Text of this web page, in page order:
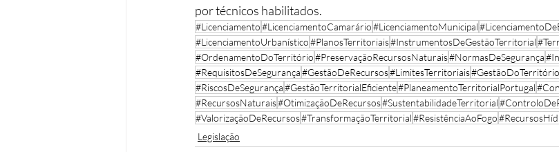
por técnicos habilitados.
#Licenciamento#LicenciamentoCamarário#LicenciamentoMunicipal
#LicenciamentoUrbanístico#PlanosTerritoriais#InstrumentosDeGestãoTerritorial
#OrdenamentoDoTerritório#PreservaçãoRecursosNaturais#NormasDeSegurança
#RequisitosDeSegurança#GestãoDeRecursos#LimitesTerritoriais#GestãoDoTerritório
#RiscosDeSegurança#GestãoTerritorialEficiente#PlaneamentoTerritorialPortugal
#RecursosNaturais#OtimizaçãoDeRecursos#SustentabilidadeTerritorial
#ValorizaçãoDeRecursos#TransformaçãoTerritorial#ResistênciaAoFogo
Legislação